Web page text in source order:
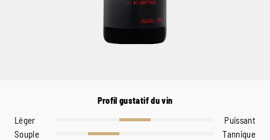
Profil gustatif du vin
Léger
Puissant
Souple
Tannique